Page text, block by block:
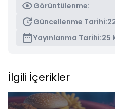
Görüntülenme:
Güncellenme Tarihi:
Yayınlanma Tarihi:25
İlgili İçerikler